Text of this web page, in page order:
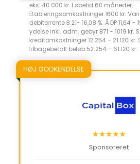
eks: 40.000 kr. Løbetid 60 måneder.
Etableringsomkostninger 1600 kr.
debitorrente 8.21- 16,08 %. ÅOP 11,64 -
ydelse inkl. adm. gebyr 871 - 1019 kr.
kreditomkostninger 12.254 – 21.120 kr.
tilbagebetalt beløb 52.254 – 61.120 kr.
HØJ GODKENDELSE
★★★★★
Sponsoreret